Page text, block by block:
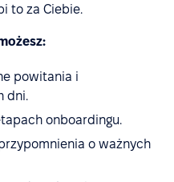
to za Ciebie.
powitania i
dni.
onboardingu.
o ważnych